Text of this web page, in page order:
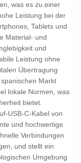
was es zu einer
Leistung bei der
Tablets und
Material- und
und
Leistung ohne
Übertragung
Markt
lokale Normen, was
bietet.
USB-C-Kabel von
und hochwertige
Verbindungen
und stellt ein
Umgebung